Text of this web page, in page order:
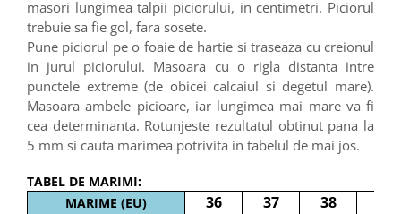
masori lungimea talpii piciorului, in centimetri. Piciorul
trebuie sa fie gol, fara sosete.
Pune piciorul pe o foaie de hartie si traseaza cu creionul
in jurul piciorului. Masoara cu o rigla distanta intre
punctele extreme (de obicei calcaiul si degetul mare).
Masoara ambele picioare, iar lungimea mai mare va fi
cea determinanta. Rotunjeste rezultatul obtinut pana la
5 mm si cauta marimea potrivita in tabelul de mai jos.
TABEL DE MARIMI:
MARIME (EU)
36 37 38